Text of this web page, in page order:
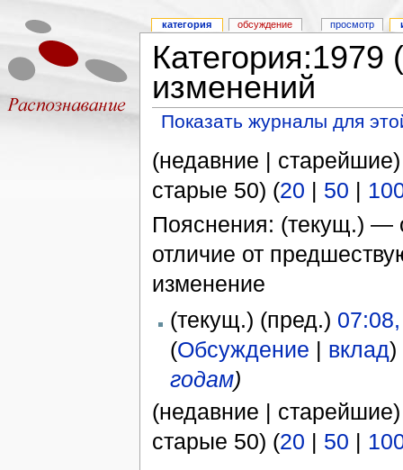
изменений
Показать журналы для
(недавние |
старые 50) (20 | 50 |
Пояснения: (текущ.) —
отличие от
изменение
(текущ.) (пред.)
(Обсуждение | вклад)
годам)
(недавние |
старые 50) (20 | 50 |
категория обсуждение просмотр